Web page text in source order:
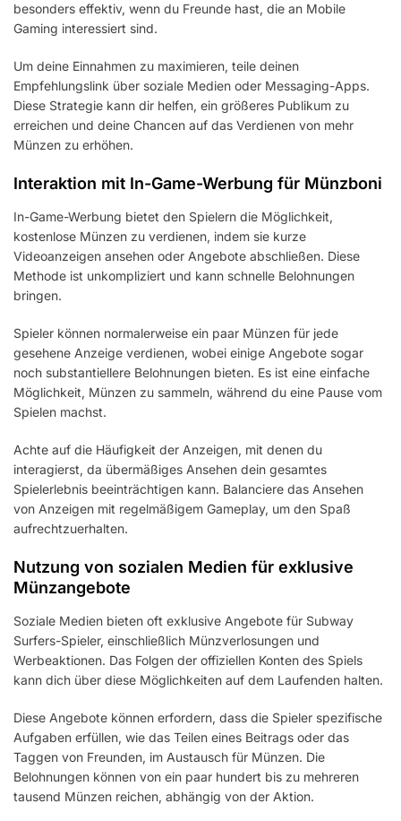
besonders effektiv, wenn du Freunde hast, die an Mobile
Gaming interessiert sind.
Um deine Einnahmen zu maximieren, teile deinen
Empfehlungslink über soziale Medien oder Messaging-Apps.
Diese Strategie kann dir helfen, ein größeres Publikum zu
erreichen und deine Chancen auf das Verdienen von mehr
Münzen zu erhöhen.
Interaktion mit In-Game-Werbung für Münzboni
In-Game-Werbung bietet den Spielern die Möglichkeit,
kostenlose Münzen zu verdienen, indem sie kurze
Videoanzeigen ansehen oder Angebote abschließen. Diese
Methode ist unkompliziert und kann schnelle Belohnungen
bringen.
Spieler können normalerweise ein paar Münzen für jede
gesehene Anzeige verdienen, wobei einige Angebote sogar
noch substantiellere Belohnungen bieten. Es ist eine einfache
Möglichkeit, Münzen zu sammeln, während du eine Pause vom
Spielen machst.
Achte auf die Häufigkeit der Anzeigen, mit denen du
interagierst, da übermäßiges Ansehen dein gesamtes
Spielerlebnis beeinträchtigen kann. Balanciere das Ansehen
von Anzeigen mit regelmäßigem Gameplay, um den Spaß
aufrechtzuerhalten.
Nutzung von sozialen Medien für exklusive
Münzangebote
Soziale Medien bieten oft exklusive Angebote für Subway
Surfers-Spieler, einschließlich Münzverlosungen und
Werbeaktionen. Das Folgen der offiziellen Konten des Spiels
kann dich über diese Möglichkeiten auf dem Laufenden halten.
Diese Angebote können erfordern, dass die Spieler spezifische
Aufgaben erfüllen, wie das Teilen eines Beitrags oder das
Taggen von Freunden, im Austausch für Münzen. Die
Belohnungen können von ein paar hundert bis zu mehreren
tausend Münzen reichen, abhängig von der Aktion.